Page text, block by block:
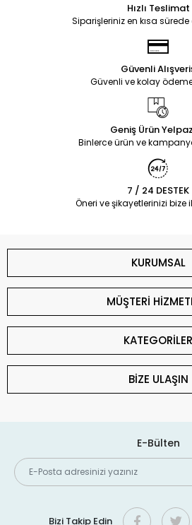
Hızlı Teslimat
Siparişleriniz en kısa sürede
Güvenli
Güvenli ve kolay
Geniş Ürün
Binlerce ürün ve
7 / 24 DESTEK
Öneri ve şikayetlerinizi bize
KURUMSAL
MÜŞTERİ
KATEGORİLER
BİZE ULAŞIN
E-Bülten
Bizi Takip Edin